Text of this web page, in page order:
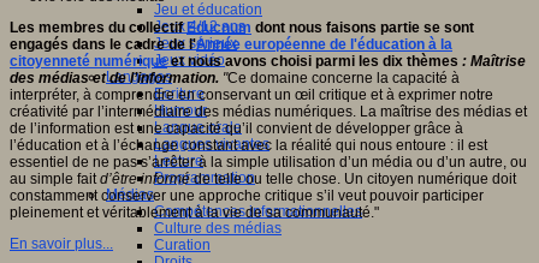
Jeu et éducation
Jeux 4/12 ans
Jeux sérieux
Jeux vidéo
Langages
Ecriture
Humour
Langue orale
Langues vivantes
Lecture
Programmation
Médias
Compétences informationnelles
Culture des médias
Curation
Les membres du collectif Educnum dont nous faisons partie se sont
engagés dans le cadre de l'Année européenne de l'éducation à la
citoyenneté numériqueet nous avons choisi parmi les dix thèmes : Maîtrise
des médias et de l’information. "Ce domaine concerne la capacité à
interpréter, à comprendre en conservant un œil critique et à exprimer notre
créativité par l’intermédiaire des médias numériques. La maîtrise des médias et
de l’information est une capacité qu’il convient de développer grâce à
l’éducation et à l’échange constant avec la réalité qui nous entoure : il est
essentiel de ne pas s’arrêter à la simple utilisation d’un média ou d’un autre, ou
au simple faitd’être informéde telle ou telle chose. Un citoyen numérique doit
constamment conserver une approche critique s’il veut pouvoir participer
pleinement et véritablement à la vie de sa communauté."
En savoir plus...